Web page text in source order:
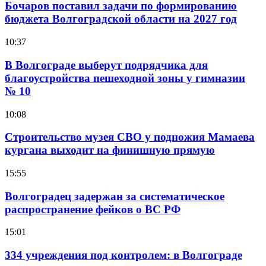
Бочаров поставил задачи по формированию
бюджета Волгоградской области на 2027 год
10:37
В Волгограде выберут подрядчика для
благоустройства пешеходной зоны у гимназии
№ 10
10:08
Строительство музея СВО у подножия Мамаева
кургана выходит на финишную прямую
15:55
Волгоградец задержан за систематическое
распространение фейков о ВС РФ
15:01
334 учреждения под контролем: в Волгограде